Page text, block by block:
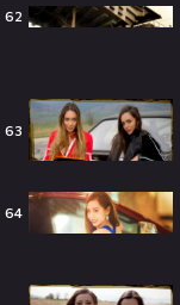
62
63
64